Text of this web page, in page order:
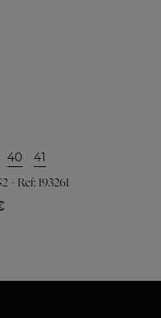
40 41
- Ref: 193261